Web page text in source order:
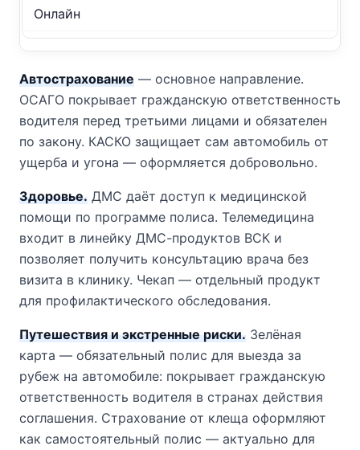
Онлайн
Автострахование — основное направление.
ОСАГО покрывает гражданскую ответственность
водителя перед третьими лицами и обязателен
по закону. КАСКО защищает сам автомобиль от
ущерба и угона — оформляется добровольно.
Здоровье. ДМС даёт доступ к медицинской
помощи по программе полиса. Телемедицина
входит в линейку ДМС-продуктов ВСК и
позволяет получить консультацию врача без
визита в клинику. Чекап — отдельный продукт
для профилактического обследования.
Путешествия и экстренные риски. Зелёная
карта — обязательный полис для выезда за
рубеж на автомобиле: покрывает гражданскую
ответственность водителя в странах действия
соглашения. Страхование от клеща оформляют
как самостоятельный полис — актуально для